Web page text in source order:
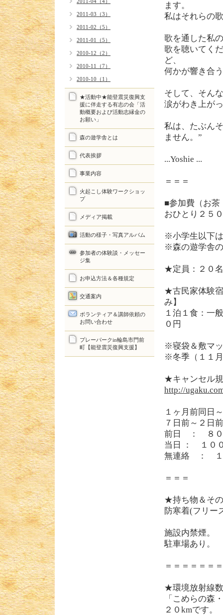
ます。
私はそれらの
歌を通した私
歌を聴いてく
ど、
何かが響き合
そして、そん
涙がわき上が
私は、たぶん
ません。”
...Yoshie ...
＝＝＝
■参加費（お茶
おひとり２５
※小学生以下
※森の遊学舎
★定員：２０
★古民家体験
み】
１泊１食：一
０円
※寝袋＆敷マ
※冬季（１１
★キャンセル
http://
１ヶ月前同
７日前～２
前日 ： ８０
当日 ： １０
無連絡 ： １
＝＝＝
★持ち物＆そ
防寒着(フリー
施設内禁煙。
駐車場あり。
＝＝＝＝＝＝
★環境放射線
「こめらの森
２０kmです。
2011-03（3）
2011-02（5）
2011-01（5）
2010-12（2）
2010-11（7）
2010-10（1）
★活動中★能登震災復興支
援に伴走する有志の会「活
動概要および活動志縁金の
お願い」
森の遊学舎とは
代表挨拶
事業内容
火起こし体験ワークショッ
プ
メディア掲載
活動の様子・写真アルバム
参加者の体験談・メッセー
ジ集
お申込方法＆各種規定
交通案内
ボランティア＆講師依頼の
お問い合わせ
プレーパークin輪島市門前
町【能登震災復興支援】